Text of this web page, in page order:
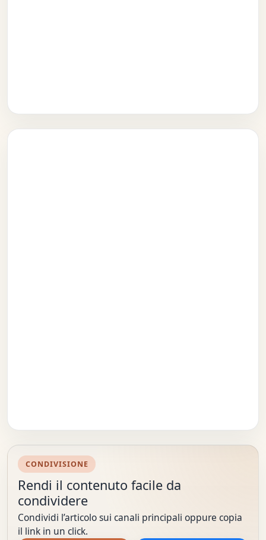
CONDIVISIONE
Rendi il contenuto facile da
condividere
Condividi l’articolo sui canali principali oppure copia
il link in un click.